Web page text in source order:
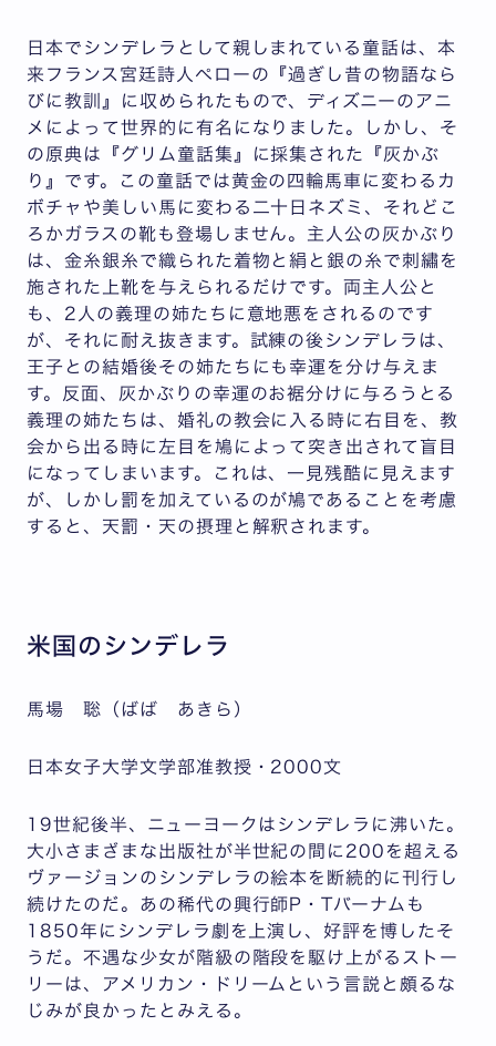
日本でシンデレラとして親しまれている童話は、本
来フランス宮廷詩人ペローの『過ぎし昔の物語なら
びに教訓』に収められたもので、ディズニーのアニ
メによって世界的に有名になりました。しかし、そ
の原典は『グリム童話集』に採集された『灰かぶ
り』です。この童話では黄金の四輪馬車に変わるカ
ボチャや美しい馬に変わる二十日ネズミ、それどこ
ろかガラスの靴も登場しません。主人公の灰かぶり
は、金糸銀糸で織られた着物と絹と銀の糸で刺繡を
施された上靴を与えられるだけです。両主人公と
も、2人の義理の姉たちに意地悪をされるのです
が、それに耐え抜きます。試練の後シンデレラは、
王子との結婚後その姉たちにも幸運を分け与えま
す。反面、灰かぶりの幸運のお裾分けに与ろうとる
義理の姉たちは、婚礼の教会に入る時に右目を、教
会から出る時に左目を鳩によって突き出されて盲目
になってしまいます。これは、一見残酷に見えます
が、しかし罰を加えているのが鳩であることを考慮
すると、天罰・天の摂理と解釈されます。
米国のシンデレラ
馬場 聡（ばば あきら）
日本女子大学文学部准教授・2000文
19世紀後半、ニューヨークはシンデレラに沸いた。
大小さまざまな出版社が半世紀の間に200を超える
ヴァージョンのシンデレラの絵本を断続的に刊行し
続けたのだ。あの稀代の興行師P・Tバーナムも
1850年にシンデレラ劇を上演し、好評を博したそ
うだ。不遇な少女が階級の階段を駆け上がるストー
リーは、アメリカン・ドリームという言説と頗るな
じみが良かったとみえる。